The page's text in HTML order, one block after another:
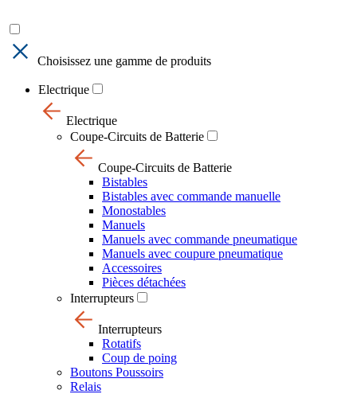
Choisissez une gamme de produits
Electrique
Electrique
Coupe-Circuits de Batterie
Coupe-Circuits de Batterie
Bistables
Bistables avec commande manuelle
Monostables
Manuels
Manuels avec commande pneumatique
Manuels avec coupure pneumatique
Accessoires
Pièces détachées
Interrupteurs
Interrupteurs
Rotatifs
Coup de poing
Boutons Poussoirs
Relais